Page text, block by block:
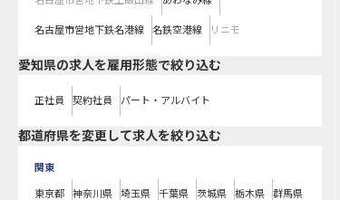
名古屋市営地下鉄名港線 名鉄空港線 リニモ
愛知県の求人を雇用形態で絞り込む
正社員 契約社員 パート・アルバイト
都道府県を変更して求人を絞り込む
関東
東京都 神奈川県 埼玉県 千葉県 茨城県 栃木県 群馬県